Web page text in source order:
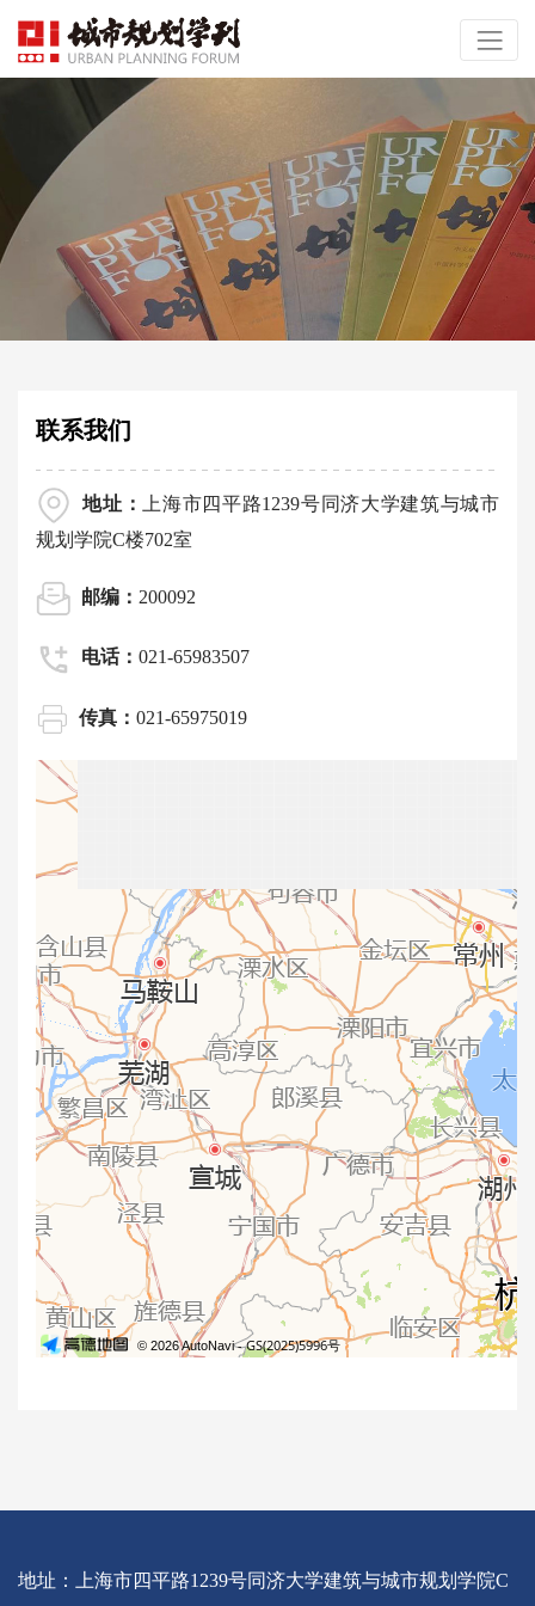
联系我们
地址：
上海市四平路1239号同济大学建筑与城市
规划学院C楼702室
邮编： 200092
电话： 021-65983507
传真： 021-65975019
地址：上海市四平路1239号同济大学建筑与城市规划学院C